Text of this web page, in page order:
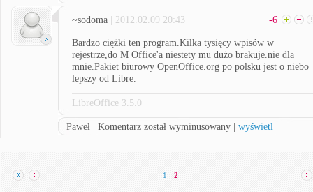
~sodoma | 2012.02.09 20:43 -6
Bardzo ciężki ten program.Kilka tysięcy wpisów w
rejestrze,do M Office'a niestety mu dużo brakuje.nie dla
mnie.Pakiet biurowy OpenOffice.org po polsku jest o niebo
lepszy od Libre.
LibreOffice 3.5.0
Paweł | Komentarz został wyminusowany | wyświetl
1 2